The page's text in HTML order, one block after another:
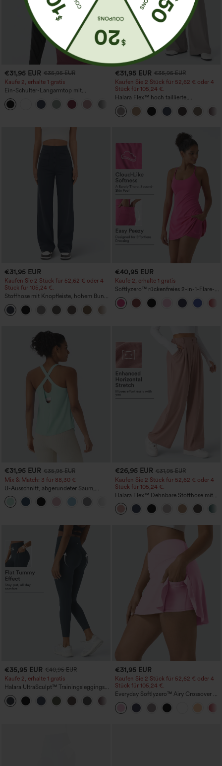
€31,95 EUR €35,95 EUR
Kaufe 2, erhalte 1 gratis
Ein-Schulter-Langarmtop mit
Daumenloch, geschwungener Saum
(High-Low), schnell trocknend – Yoga-
Sporttop mit integriertem BH
€31,95 EUR €35,95 EUR
Kaufen Sie 2 Stück für 52,62 € oder 4
Stück für 105,24 €.
Halara Flex™ hoch taillierte,
figurformende Arbeitshose, die die Taille
schmaler wirken lässt, mit Taschen,
weitem Bein und Mikro-Waffelstruktur
€31,95 EUR
Kaufen Sie 2 Stück für 52,62 € oder 4
Stück für 105,24 €.
Stoffhose mit Knopfleiste, hohem Bund,
mehreren Taschen und geradem Bein
€40,95 EUR
Kaufe 2, erhalte 1 gratis
Softlyzero™ rückenfreies 2-in-1-Flare-
Trainingskleid – Wannabe – Easy Peezy
€31,95 EUR €35,95 EUR
Mix & Match: 3 für 88,30 €
U-Ausschnitt, abgerundeter Saum,
InstantCool Yoga-Trägertop – UPF50+
€26,95 EUR €31,95 EUR
Kaufen Sie 2 Stück für 52,62 € oder 4
Stück für 105,24 €.
Halara Flex™ Dehnbare Stoffhose mit
hohem Bund, Waffelmuster,
Seitentaschen und weitem Bein
€35,95 EUR €40,95 EUR
Kaufe 2, erhalte 1 gratis
Halara UltraSculpt™ Trainingsleggings
mit hohem Bund – raffende Push-up-
Po-Form, Bauchkontrolle, Taschen und
formende Passform
€31,95 EUR
Kaufen Sie 2 Stück für 52,62 € oder 4
Stück für 105,24 €.
Everyday Softlyzero™ Airy Crossover 2-
in-1-Mini-Tennisrock mit Seitentaschen-
Lucid-UPF50+